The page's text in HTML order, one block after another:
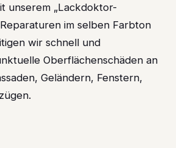
unserem „Lackdoktor-
im selben Farbton
wir schnell und
Oberflächenschäden an
Geländern, Fenstern,